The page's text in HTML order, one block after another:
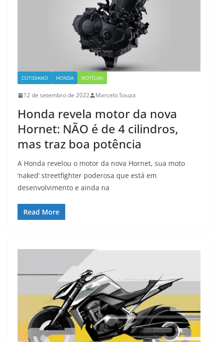
COTIDIANO HONDA NOTÍCIAS
12 de setembro de 2022 Marcelo Souza
Honda revela motor da nova
Hornet: NÃO é de 4 cilindros,
mas traz boa potência
A Honda revelou o motor da nova Hornet, sua moto
‘naked’ streetfighter poderosa que está em
desenvolvimento e ainda na
Read More